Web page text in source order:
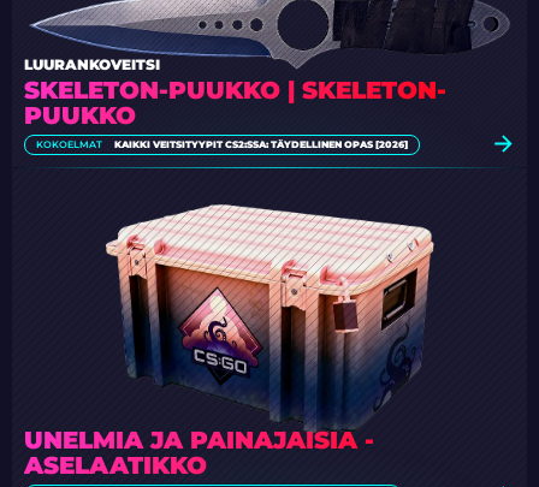
SKELETON-PUUKKO | SKELETON-
PUUKKO
LUURANKOVEITSI
KOKOELMAT KAIKKI VEITSITYYPIT CS2:SSA: TÄYDELLINEN OPAS [2026]
UNELMIA JA PAINAJAISIA -
ASELAATIKKO